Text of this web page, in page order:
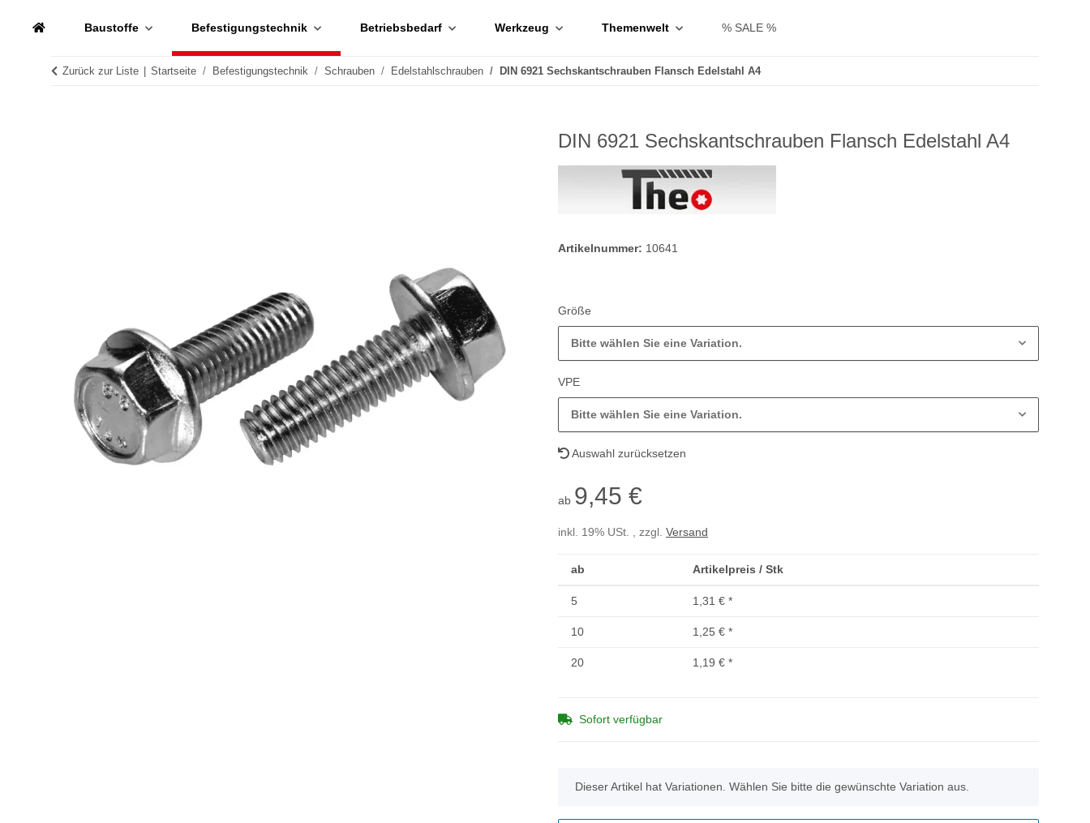
Baustoffe Befestigungstechnik Betriebsbedarf Werkzeug Themenwelt % SALE %
Zurück zur Liste Startseite Befestigungstechnik Schrauben Edelstahlschrauben DIN 6921 Sechskantschrauben Flansch Edelstahl A4
DIN 6921 Sechskantschrauben Flansch Edelstahl A4
Artikelnummer: 10641
Größe
Bitte wählen Sie eine Variation.
VPE
Bitte wählen Sie eine Variation.
Auswahl zurücksetzen
ab 9,45 €
inkl. 19% USt. , zzgl. Versand
ab Artikelpreis / Stk
5 1,31 € *
10 1,25 € *
20 1,19 € *
Sofort verfügbar
x
Dieser Artikel hat Variationen. Wählen Sie bitte die gewünschte Variation aus.